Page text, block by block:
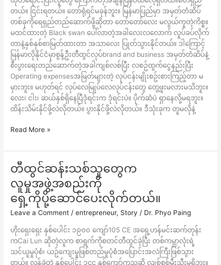
တယ်။ ငြင်းရတယ်။ တော်ရုံရင်မခုန်ဘူး။ မြန်မာပြည်မှာ အမှတ်တံဆိပ်
တစ်ခုကိုရေရှည်တည်ဆောက်ဖို့ဆိုတာ တော်တော်လေး မလွယ်ကူတဲ့ကိစ္စ။
မထင်ထားတဲ့ Black swan ပေါ်လာတဲ့အခါလေးလလောက် လှုပ်ခပ်လိုက်
တာနဲ့နှစ်နှစ်စာမြတ်ထားတာ အသာလေး ပြုတ်သွားနိုင်တယ်။ ဒါကြောင့်
မြန်မာလိုနိုင်ငံမှာစွန့်ဦးတီထွင်လုပ်brand and business အမှတ်တံဆိပ်နဲ့
စီးပွားရေးတည်ဆောက်တဲ့အခါကျစ်လစ်ပြီး လစဥ်ထွက်ငွေနည်းပြီး
Operating expensesအမြတ်များတဲ့ လုပ်ငန်းမျိုးစဥ်းစားကြည့်တာ မ
မှားဘူး။ မဟုတ်ရင် လုပ်လေမြုပ်လေလုပ်ငန်းတွေ တွေ့ဖူးမလားမသိဘူး။
လေး၊ ငါး၊ ဆယ်နှစ်ရှိနေပြီဒုံရင်းက ဒုံရင်းပဲ။ ပိုက်ဆံပဲ ရှာနေလို့မရဘူး။
ထိန်းသိမ်းနိုင်ဖို့လဲလိုတယ်။ ပွားနိုင်ဖို့လဲလိုတယ်။ ဒီသုံးခုက တူမလိုနဲ့
Read More »
တီထွင်ဆန်းသစ်သူတွေက
လူမှုအဖွဲ့အစည်းကို
ရှေ့ကိုပို့ဆောင်ပေးလိုက်တယ်။
Leave a Comment /entrepreneur, Story / Dr. Phyo Paing
ဟိုးရှေးရှေး နှစ်ပေါင်း ၁၉၀၀ ကျော်105 CE အရှေ့ဟန်မင်းဆက်တုန်း
ကCai Lun ဆိုတဲ့လူက စာရွက်ကိုစတင်တီထွင်ခဲ့ပြီး တစ်ကမ္ဘာလုံးရဲ့
သင်ယူမှုပုံစံ၊ ယဥ်ကျေးမှုဖြစ်တည်မှုပုံစံအပြောင်းအလဲကြီးဖြစ်သွား
တယ်။ လွန်ခဲ့တဲ့ နှစ်ပေါင်း ၁၄၄ နှစ်ကျော်ကညဆို လျစ်စစ်မီးသီးမရှိဘူး။
တီထွင်
သစ်
သူ
တွေ
လူမှု
အဖွဲ့
အစည်း